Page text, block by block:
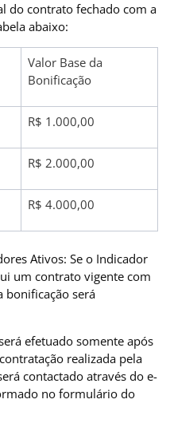
do contrato fechado com a
abaixo:
Valor Base da
Bonificação
R$ 1.000,00
R$ 2.000,00
R$ 4.000,00
Ativos: Se o Indicador
um contrato vigente com
bonificação será
efetuado somente após
realizada pela
contactado através do e-
no formulário do